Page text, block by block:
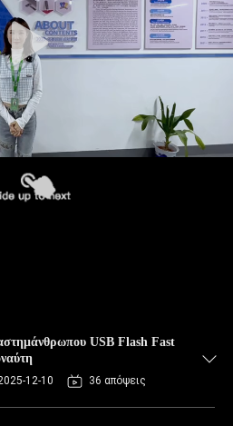
USB Flash Fast
12-10 36 απόψεις